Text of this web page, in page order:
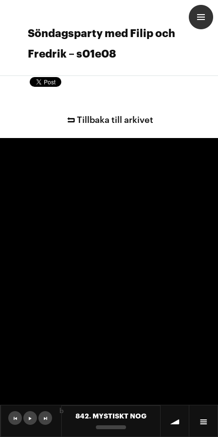
Söndagsparty med Filip och
Fredrik – s01e08
Tillbaka till arkivet
842. MYSTISKT NOG
b